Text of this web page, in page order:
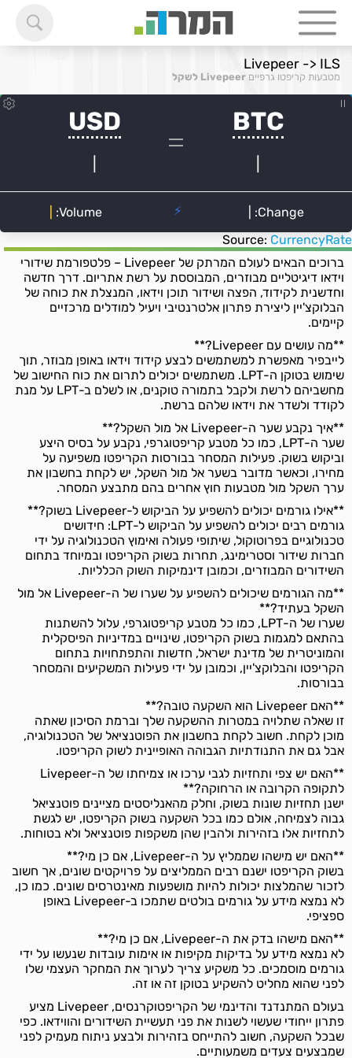
Livepeer -> ILS
מטבעות קריפטו גרפיים Livepeer לשקל
Source: CurrencyRate
ברוכים הבאים לעולם המרתק של Livepeer – פלטפורמת שידורי
וידאו דיגיטליים מבוזרים, המבוססת על רשת אתריום. דרך חדשה
וחדשנית לקידוד, הפצה ושידור תוכן וידאו, המנצלת את כוחה של
הבלוקצ'יין ליצירת פתרון אלטרנטיבי ויעיל למודלים מרכזיים
קיימים.
**מה עושים עם Livepeer?**
לייבפיר מאפשרת למשתמשים לבצע קידוד וידאו באופן מבוזר, תוך
שימוש בטוקן ה-LPT. משתמשים יכולים לתרום את כוח החישוב של
מחשביהם לרשת ולקבל בתמורה טוקנים, או לשלם ב-LPT על מנת
לקודד ולשדר את וידאו שלהם ברשת.
**איך נקבע שער ה-Livepeer אל מול השקל?**
שער ה-LPT, כמו כל מטבע קריפטוגרפי, נקבע על בסיס היצע
וביקוש בשוק. פעילות המסחר בבורסות הקריפטו משפיעה על
מחירו, וכאשר מדובר בשער אל מול השקל, יש לקחת בחשבון את
ערך השקל מול מטבעות חוץ אחרים בהם מתבצע המסחר.
**אילו גורמים יכולים להשפיע על הביקוש ל-Livepeer בשוק?**
גורמים רבים יכולים להשפיע על הביקוש ל-LPT: חידושים
טכנולוגיים בפרוטוקול, שיתופי פעולה ואימוץ הטכנולוגיה על ידי
חברות שידור וסטרימינג, תחרות בשוק הקריפטו ובמיוחד בתחום
השידורים המבוזרים, וכמובן דינמיקות השוק הכלליות.
**מה הגורמים שיכולים להשפיע על שערו של ה-Livepeer אל מול
השקל בעתיד?**
שערו של ה-LPT, כמו כל מטבע קריפטוגרפי, עלול להשתנות
בהתאם למגמות בשוק הקריפטו, שינויים במדיניות הפיסקלית
והמוניטרית של מדינת ישראל, חדשות והתפתחויות בתחום
הקריפטו והבלוקצ'יין, וכמובן על ידי פעילות המשקיעים והמסחר
בבורסות.
**האם Livepeer הוא השקעה טובה?**
זו שאלה שתלויה במטרות ההשקעה שלך וברמת הסיכון שאתה
מוכן לקחת. חשוב לקחת בחשבון את הפוטנציאל של הטכנולוגיה,
אבל גם את התנודתיות הגבוהה האופיינית לשוק הקריפטו.
**האם יש צפי ותחזיות לגבי ערכו או צמיחתו של ה-Livepeer
לתקופה הקרובה או הרחוקה?**
ישנן תחזיות שונות בשוק, וחלק מהאנליסטים מציינים פוטנציאל
גבוה לצמיחה, אולם כמו בכל השקעה בשוק הקריפטו, יש לגשת
לתחזיות אלו בזהירות ולהבין שהן משקפות פוטנציאל ולא בטוחות.
**האם יש מישהו שממליץ על ה-Livepeer, אם כן מי?**
בשוק הקריפטו ישנם רבים הממליצים על פרויקטים שונים, אך חשוב
לזכור שהמלצות יכולות להיות מושפעות מאינטרסים שונים. כמו כן,
לא נמצא מידע על גורמים בולטים שתמכו ב-Livepeer באופן
ספציפי.
**האם מישהו בדק את ה-Livepeer, אם כן מי?**
לא נמצא מידע על בדיקות מקיפות או אימות עובדות שנעשו על ידי
גורמים מוסמכים. כל משקיע צריך לערוך את המחקר העצמי שלו
לפני שהוא מחליט להשקיע בטוקן זה או זה.
בעולם המתנדנד והדינמי של הקריפטוקרנסים, Livepeer מציע
פתרון ייחודי שעשוי לשנות את פני תעשיית השידורים והווידאו. כפי
שבכל השקעה, חשוב להתייחס בזהירות ולבצע ניתוח מעמיק לפני
שמבצעים צעדים משמעותיים.